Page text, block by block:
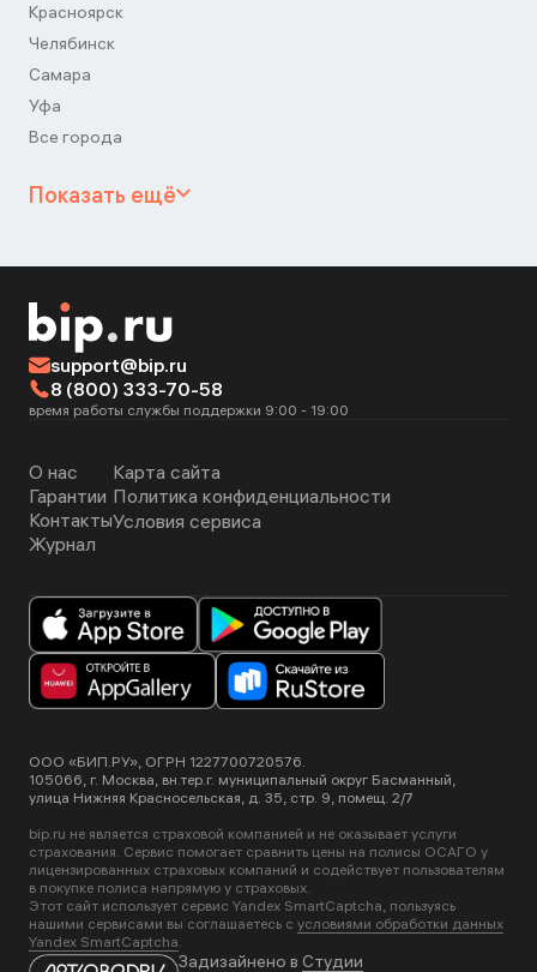
Красноярск
Челябинск
Самара
Уфа
Все города
Показать ещё
support@bip.ru
8 (800) 333-70-58
время работы службы поддержки 9:00 - 19:00
О нас
Гарантии
Контакты
Журнал
Карта сайта
Политика конфиденциальности
Условия сервиса
ООО «БИП.РУ», ОГРН 1227700720576.
105066, г. Москва, вн.тер.г. муниципальный округ Басманный,
улица Нижняя Красносельская, д. 35, стр. 9, помещ. 2/7
bip.ru не является страховой компанией и не оказывает услуги
страхования. Сервис помогает сравнить цены на полисы ОСАГО у
лицензированных страховых компаний и содействует пользователям
в покупке полиса напрямую у страховых.
Этот сайт использует сервис Yandex SmartCaptcha, пользуясь
нашими сервисами вы соглашаетесь с условиями обработки данных
Yandex SmartCaptcha.
Задизайнено в Студии